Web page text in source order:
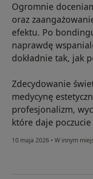
Ogromnie
oraz
efektu. Po
naprawdę
dokładnie tak, jak
Zdecydowanie
medycynę
profesjonalizm,
które daje
10 maja 2026 • W innym